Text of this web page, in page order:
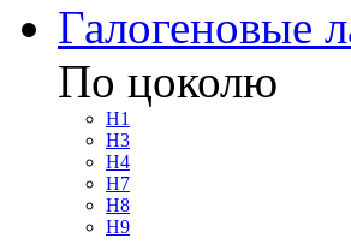
Галогеновые
По цоколю
H1
H3
H4
H7
H8
H9